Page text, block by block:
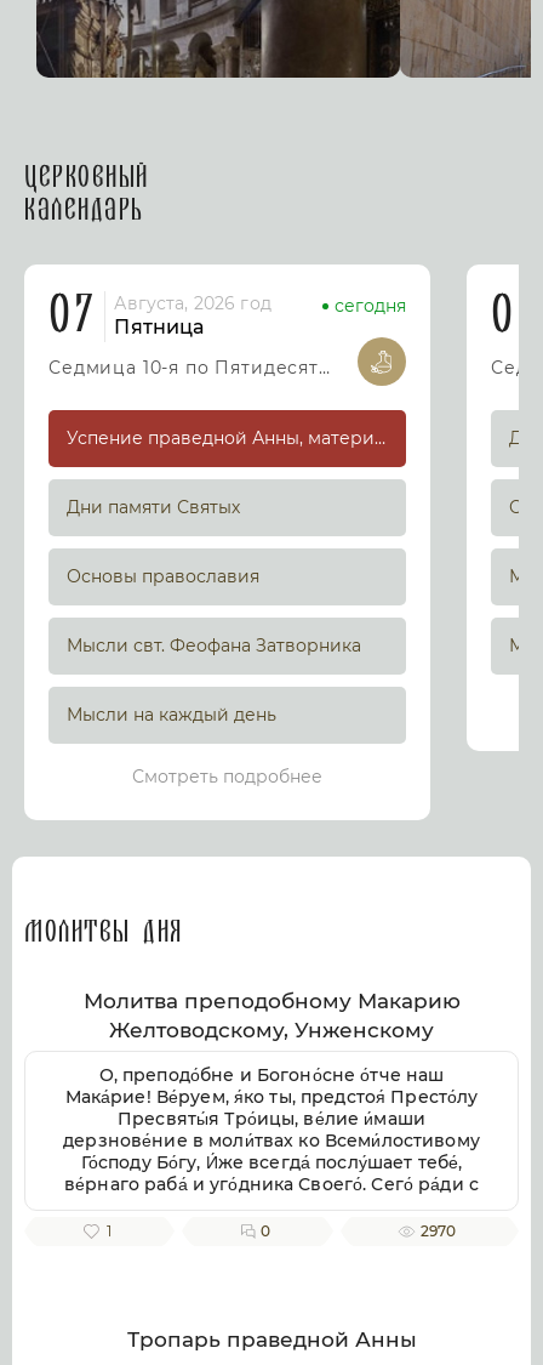
Церковный
календарь
07 Августа, 2026 год
Пятница
сегодня
Седмица 10-я по Пятидесятнице
Успение праведной Анны, матери Пресвятой Богородицы
Дни памяти Святых
Основы православия
Мысли свт. Феофана Затворника
Мысли на каждый день
Смотреть подробнее
08
Молитвы дня
Молитва преподобному Макарию
Желтоводскому, Унженскому
О, преподо́бне и Богоно́сне о́тче наш
Мака́рие! Ве́руем, я́ко ты, предстоя́ Престо́лу
Пресвяты́я Тро́ицы, ве́лие и́маши
дерзнове́ние в моли́твах ко Всеми́лостивому
Го́споду Бо́гу, И́же всегда́ послу́шает тебе́,
ве́рнаго раба́ и уго́дника Своего́. Сего́ ра́ди с
умиле́нием смире́нно припа́даем к тебе́,
свя́тче Бо́жий, не премолчи́ о нас моли́тися ко
исправле́ние зло́му и окая́нному на́шему
1 0 2970
Тропарь праведной Анны